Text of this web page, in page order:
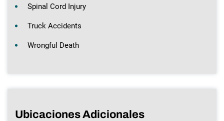
Spinal Cord Injury
Truck Accidents
Wrongful Death
Ubicaciones Adicionales